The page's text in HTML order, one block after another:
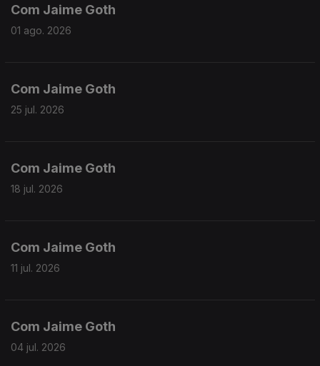
Com Jaime Goth
01 ago. 2026
Com Jaime Goth
25 jul. 2026
Com Jaime Goth
18 jul. 2026
Com Jaime Goth
11 jul. 2026
Com Jaime Goth
04 jul. 2026